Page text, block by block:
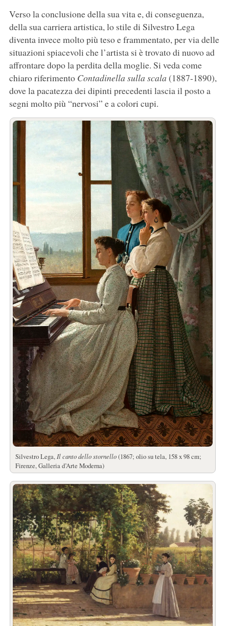
Verso la conclusione della sua vita e, di conseguenza,
della sua carriera artistica, lo stile di Silvestro Lega
diventa invece molto più teso e frammentato, per via delle
situazioni spiacevoli che l’artista si è trovato di nuovo ad
affrontare dopo la perdita della moglie. Si veda come
chiaro riferimento Contadinella sulla scala (1887-1890),
dove la pacatezza dei dipinti precedenti lascia il posto a
segni molto più “nervosi” e a colori cupi.
Silvestro Lega,Il canto dello stornello(1867; olio su tela, 158 x 98 cm;
Firenze, Galleria d’Arte Moderna)